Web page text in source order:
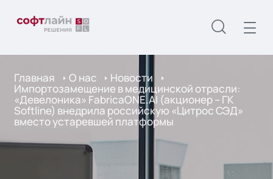
Главная О нас Новости
Импортозамещение в медицинской отрасли:
«Девелоника» FabricaONE.AI (акционер – ГК
Softline) внедрила российскую «Цитрос СЭД»
вместо устаревшей платформы